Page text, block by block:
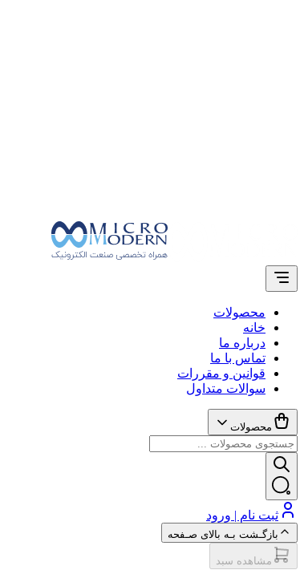
محصولات
خانه
درباره ما
تماس با ما
قوانین و مقررات
سوالات متداول
محصولات
ثبت نام | ورود
بازگـشت بـه بالای صـفحه
مشاهده سبد